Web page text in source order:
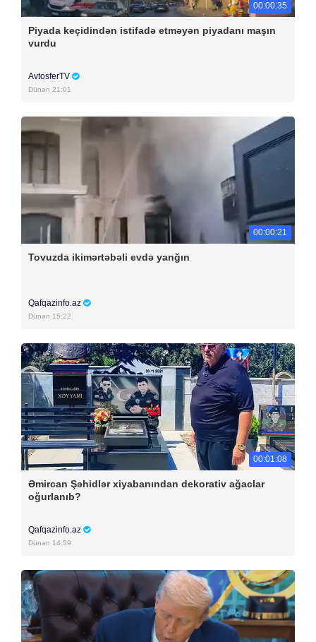
00:00:35
Piyada keçidindən istifadə etməyən piyadanı maşın
vurdu
AvtosferTV
Dünən 21:01
00:00:21
Tovuzda ikimərtəbəli evdə yanğın
Qafqazinfo.az
Dünən 15:22
00:01:08
Əmircan Şəhidlər xiyabanından dekorativ ağaclar
oğurlanıb?
Qafqazinfo.az
Dünən 14:59